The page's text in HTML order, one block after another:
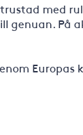
med
genuan. På
Europas